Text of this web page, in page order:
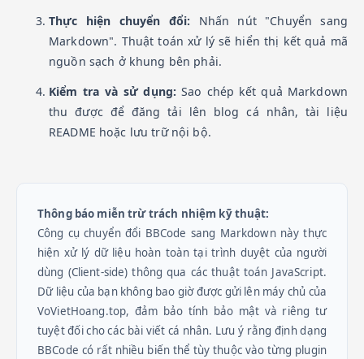
Thực hiện chuyển đổi: Nhấn nút "Chuyển sang
Markdown". Thuật toán xử lý sẽ hiển thị kết quả mã
nguồn sạch ở khung bên phải.
Kiểm tra và sử dụng: Sao chép kết quả Markdown
thu được để đăng tải lên blog cá nhân, tài liệu
README hoặc lưu trữ nội bộ.
Thông báo miễn trừ trách nhiệm kỹ thuật:
Công cụ chuyển đổi BBCode sang Markdown này thực
hiện xử lý dữ liệu hoàn toàn tại trình duyệt của người
dùng (Client-side) thông qua các thuật toán JavaScript.
Dữ liệu của bạn không bao giờ được gửi lên máy chủ của
VoVietHoang.top, đảm bảo tính bảo mật và riêng tư
tuyệt đối cho các bài viết cá nhân. Lưu ý rằng định dạng
BBCode có rất nhiều biến thể tùy thuộc vào từng plugin